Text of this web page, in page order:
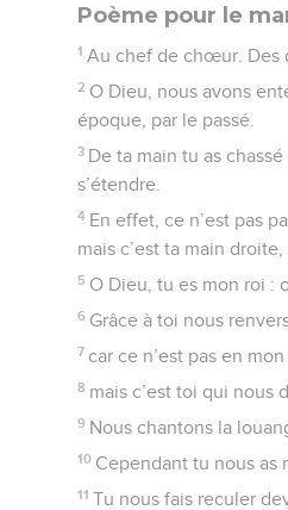
Poème pour le
1 Au chef de chœur. Des
2 O Dieu, nous avons
époque, par le passé.
3 De ta main tu as
s’étendre.
4 En effet, ce n’est pas
mais c’est ta main
5 O Dieu, tu es mon roi :
6 Grâce à toi nous
7 car ce n’est pas en
8 mais c’est toi qui nous
9 Nous chantons la
10 Cependant tu nous as
11 Tu nous fais reculer